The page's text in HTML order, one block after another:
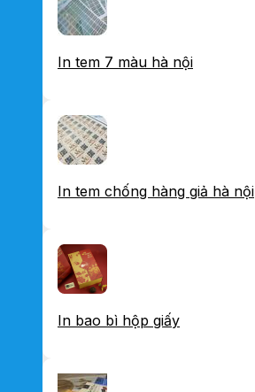
In tem 7 màu hà nội
In tem chống hàng giả hà nội
In bao bì hộp giấy